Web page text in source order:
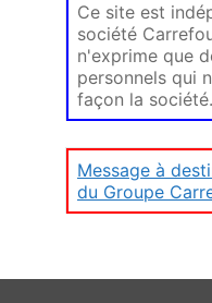
Ce site est
société
n'exprime que
personnels qui
façon la société.
Message à
du Groupe